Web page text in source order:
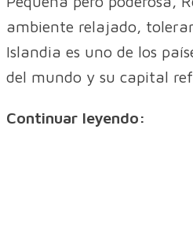
ambiente relajado,
Islandia es uno de los
del mundo y su capital
Continuar leyendo: